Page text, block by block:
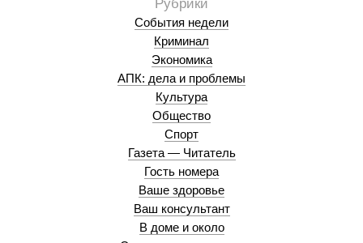
События недели
Криминал
Экономика
АПК: дела и проблемы
Культура
Общество
Спорт
Газета — Читатель
Гость номера
Ваше здоровье
Ваш консультант
В доме и около